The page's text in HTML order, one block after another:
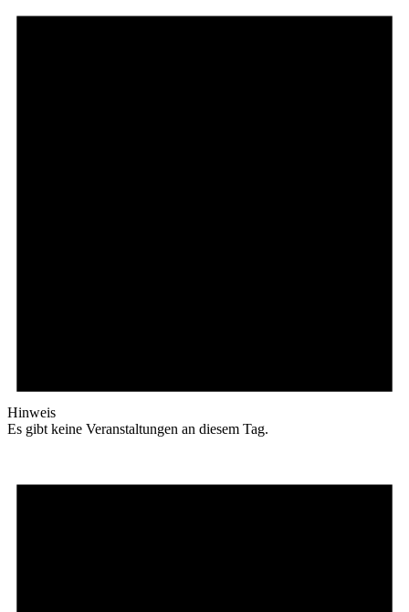
Hinweis
Es gibt keine Veranstaltungen an diesem Tag.